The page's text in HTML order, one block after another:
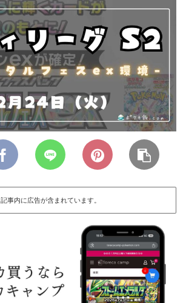
記事内に広告が含まれています。